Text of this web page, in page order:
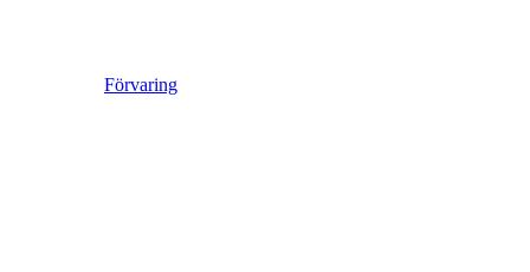
Förvaring